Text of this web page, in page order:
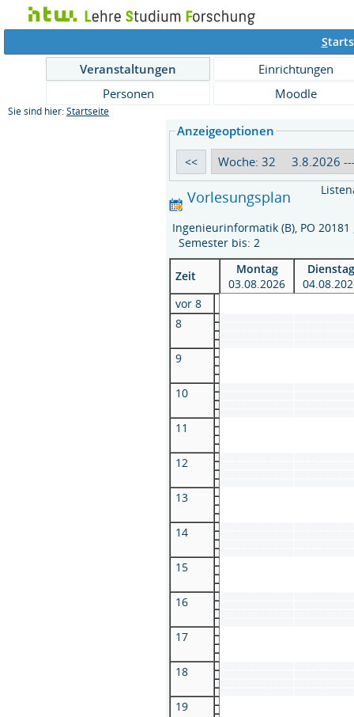
S
Veranstaltungen
Einrichtungen
Personen
Moodle
Sie sind hier: Startseite
Anzeigeoptionen
Vorlesungsplan
Ingenieurinformatik (B), PO
Semester bis: 2
Zeit
Montag
03.08.2026
vor 8
8
9
10
11
12
13
14
15
16
17
18
19